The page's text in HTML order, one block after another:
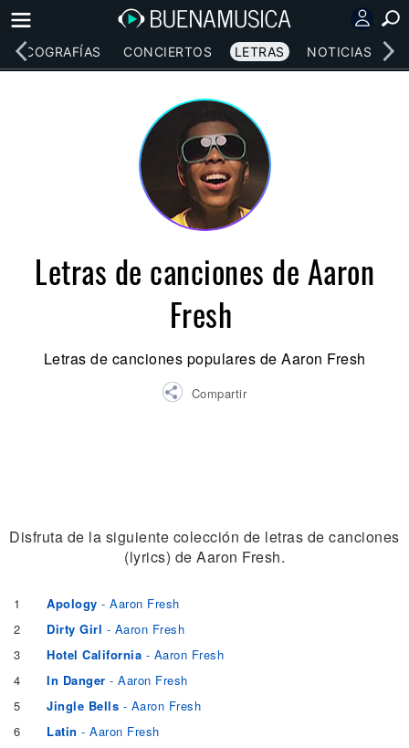
DISCOGRAFÍAS CONCIERTOS LETRAS NOTICIAS
Letras de canciones de Aaron
Fresh
Letras de canciones populares de Aaron Fresh
Compartir
Disfruta de la siguiente colección de letras de canciones
(lyrics) de Aaron Fresh.
1 Apology - Aaron Fresh
2
Dirty Girl - Aaron Fresh
3
Hotel California - Aaron Fresh
4
In Danger - Aaron Fresh
5
Jingle Bells - Aaron Fresh
6
Latin - Aaron Fresh